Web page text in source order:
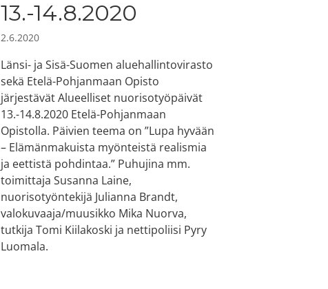
13.-14.8.2020
2.6.2020
Länsi- ja Sisä-Suomen aluehallintovirasto
sekä Etelä-Pohjanmaan Opisto
järjestävät Alueelliset nuorisotyöpäivät
13.-14.8.2020 Etelä-Pohjanmaan
Opistolla. Päivien teema on ”Lupa hyvään
– Elämänmakuista myönteistä realismia
ja eettistä pohdintaa.” Puhujina mm.
toimittaja Susanna Laine,
nuorisotyöntekijä Julianna Brandt,
valokuvaaja/muusikko Mika Nuorva,
tutkija Tomi Kiilakoski ja nettipoliisi Pyry
Luomala.